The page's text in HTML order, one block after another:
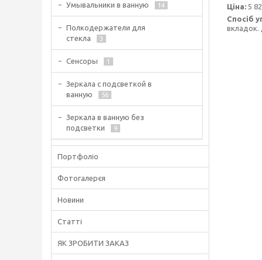
Ціна: 5
Спосіб
вкладок.
Умывальники в ванную 14
Полкодержатели для
стекла
3
Сенсоры 1
Зеркала с подсветкой в
ванную
56
Зеркала в ванную без
подсветки
9
Портфоліо
Фотогалерєя
Новини
Статті
ЯК ЗРОБИТИ ЗАКАЗ